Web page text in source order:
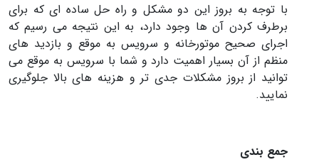
با توجه به بروز این دو مشکل و راه حل ساده ای که برای
برطرف کردن آن ها وجود دارد، به این نتیجه می رسیم که
اجرای صحیح موتورخانه و سرویس به موقع و بازدید های
منظم از آن بسیار اهمیت دارد و شما با سرویس به موقع می
توانید از بروز مشکلات جدی تر و هزینه های بالا جلوگیری
نمایید.
جمع بندی